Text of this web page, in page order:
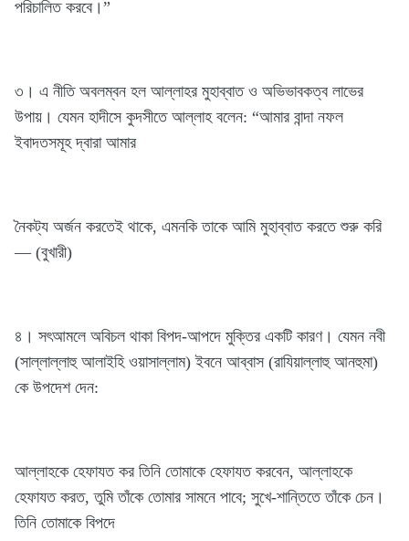
পরিচালিত করবে।”
৩। এ নীতি অবলম্বন হল আল্লাহর মুহাব্বাত ও অভিভাবকত্ব লাভের
উপায়। যেমন হাদীসে কুদসীতে আল্লাহ বলেন: “আমার বান্দা নফল
ইবাদতসমূহ দ্বারা আমার
নৈকট্য অর্জন করতেই থাকে, এমনকি তাকে আমি মুহাব্বাত করতে শুরু করি
— (বুখারী)
৪। সৎআমলে অবিচল থাকা বিপদ-আপদে মুক্তির একটি কারণ। যেমন নবী
(সাল্লাল্লাহু আলাইহি ওয়াসাল্লাম) ইবনে আব্বাস (রাযিয়াল্লাহু আনহুমা)
কে উপদেশ দেন:
আল্লাহকে হেফাযত কর তিনি তোমাকে হেফাযত করবেন, আল্লাহকে
হেফাযত করত, তুমি তাঁকে তোমার সামনে পাবে; সুখে-শান্তিতে তাঁকে চেন।
তিনি তোমাকে বিপদে